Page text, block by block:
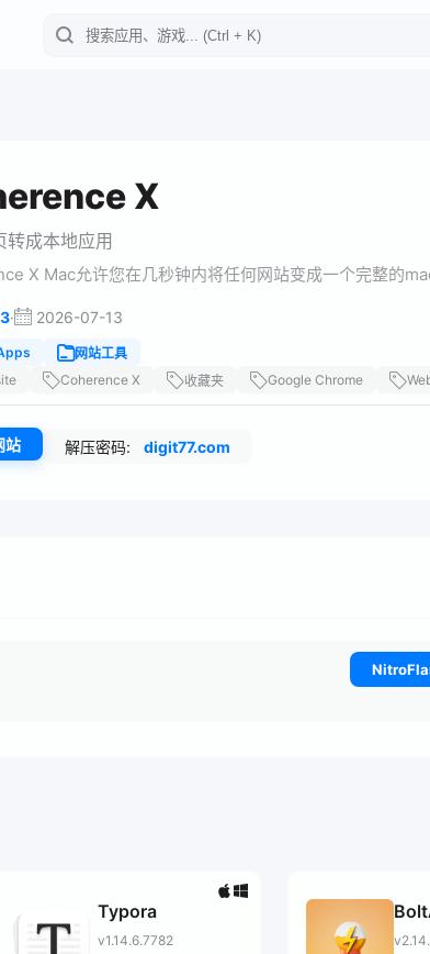
X
转成本地应用
X Mac允许您在几秒钟内将任何网站变成一个完整的
· 2026-07-13
网站工具
Coherence X 收藏夹 Google Chrome
站 解压密码: digit77.com
Typora
v1.14.6.7782